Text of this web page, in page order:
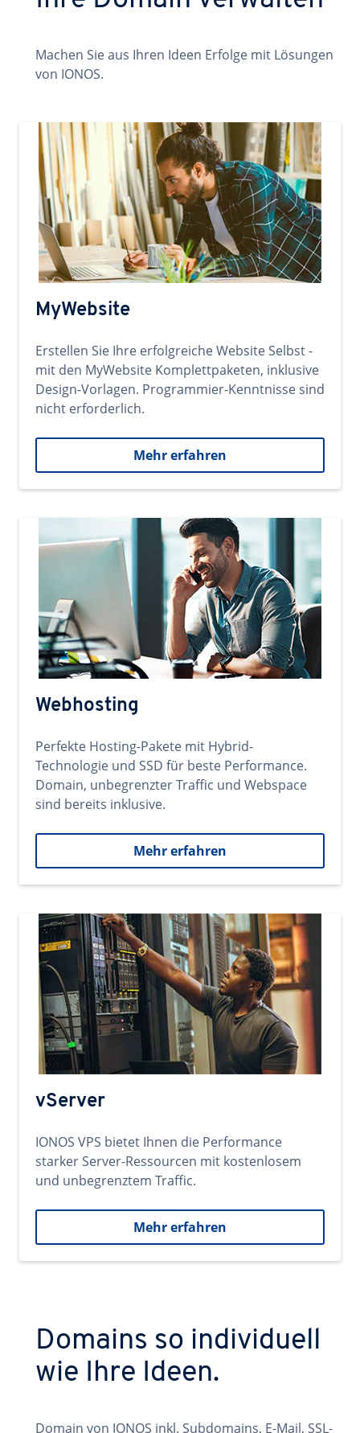
Machen Sie aus Ihren Ideen Erfolge mit Lösungen
von IONOS.
MyWebsite
Erstellen Sie Ihre erfolgreiche Website Selbst -
mit den MyWebsite Komplettpaketen, inklusive
Design-Vorlagen. Programmier-Kenntnisse sind
nicht erforderlich.
Mehr erfahren
Webhosting
Perfekte Hosting-Pakete mit Hybrid-
Technologie und SSD für beste Performance.
Domain, unbegrenzter Traffic und Webspace
sind bereits inklusive.
Mehr erfahren
vServer
IONOS VPS bietet Ihnen die Performance
starker Server-Ressourcen mit kostenlosem
und unbegrenztem Traffic.
Mehr erfahren
Domains so individuell
wie Ihre Ideen.
Domain von IONOS inkl. Subdomains, E-Mail, SSL-